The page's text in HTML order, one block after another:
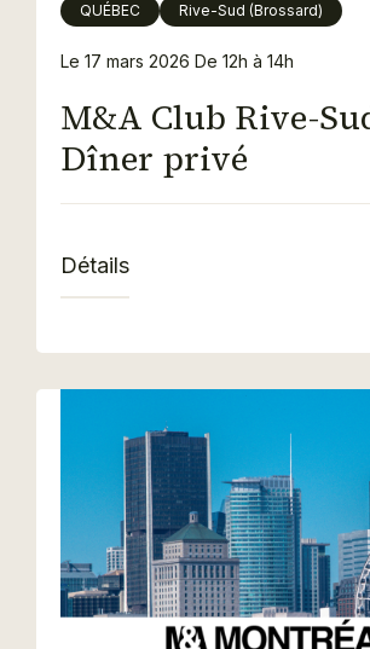
M&A Club Rive-
Dîner privé
Le 17 mars 2026 De 12h à 14h
QUÉBEC Rive-Sud (Brossard)
Détails